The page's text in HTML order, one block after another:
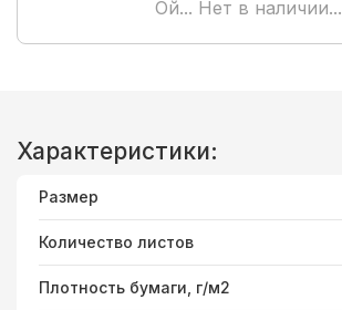
Ой... Нет в наличии...
Характеристики:
Размер
Количество листов
Плотность бумаги, г/м2